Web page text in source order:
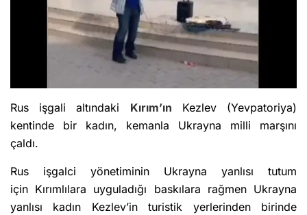
Rus işgali altındaki Kırım’ın Kezlev (Yevpatoriya)
kentinde bir kadın, kemanla Ukrayna milli marşını
çaldı.
Rus işgalci yönetiminin Ukrayna yanlısı tutum
için Kırımlılara uyguladığı baskılara rağmen Ukrayna
yanlısı kadın Kezlev’in turistik yerlerinden birinde